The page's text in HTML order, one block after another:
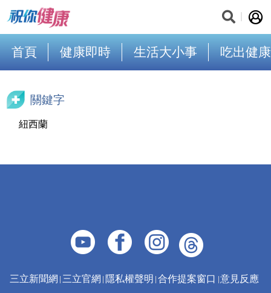
首頁 健康即時 生活大小事 吃出健康
關鍵字
紐西蘭
三立新聞網 三立官網 隱私權聲明 合作提案窗口 意見反應